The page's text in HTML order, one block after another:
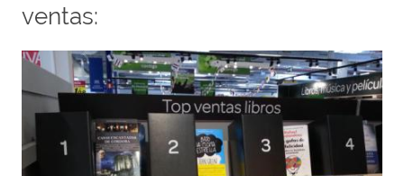
ventas: